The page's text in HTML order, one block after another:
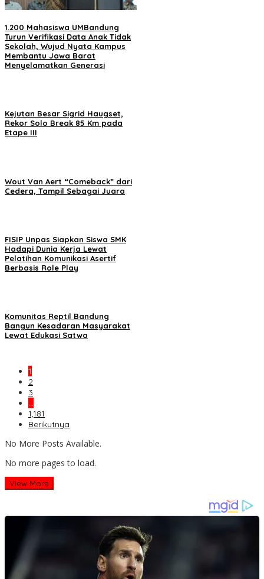
1.200 Mahasiswa UMBandung
Turun Verifikasi Data Anak Tidak
Sekolah, Wujud Nyata Kampus
Membantu Jawa Barat
Menyelamatkan Generasi
Kejutan Besar Sigrid Haugset,
Rekor Solo Break 85 Km pada
Etape III
Wout Van Aert “Comeback” dari
Cedera, Tampil Sebagai Juara
FISIP Unpas Siapkan Siswa SMK
Hadapi Dunia Kerja Lewat
Pelatihan Komunikasi Asertif
Berbasis Role Play
Komunitas Reptil Bandung
Bangun Kesadaran Masyarakat
Lewat Edukasi Satwa
1
2
3
…
1,181
Berikutnya
No More Posts Available.
No more pages to load.
View More